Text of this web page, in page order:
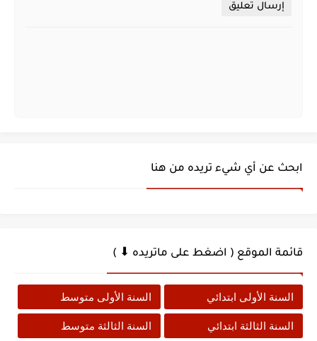
إرسال تعليق
ابحث عن أي شيء تريده من هنا
قائمة الموقع ( اضغط على ماتريده ⬇ )
السنة الأولى ابتدائي السنة الأولى متوسط
السنة الثالثة ابتدائي السنة الثالثة متوسط